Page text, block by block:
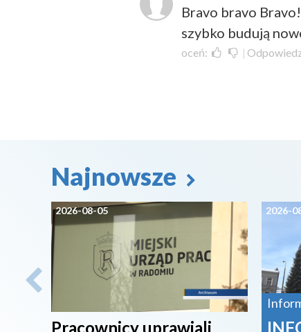
Bravo bravo
szybko budują
oceń: |
Najnowsze
2026-08-05
Pracownicy uprawiali
2026-